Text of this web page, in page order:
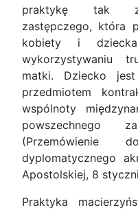
praktykę tak
zastępczego, która
kobiety i
wykorzystywaniu
matki. Dziecko
przedmiotem
wspólnoty
powszechnego
(Przemówienie
dyplomatycznego
Apostolskiej, 8
Praktyka